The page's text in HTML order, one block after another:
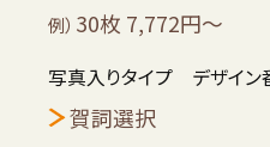
例） 30枚 7,772円～
写真入りタイプ デザイン
賀詞選択